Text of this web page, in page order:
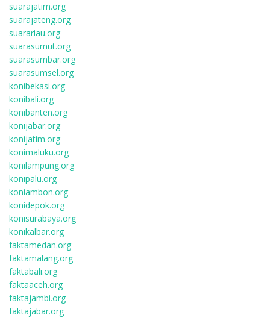
suarajatim.org
suarajateng.org
suarariau.org
suarasumut.org
suarasumbar.org
suarasumsel.org
konibekasi.org
konibali.org
konibanten.org
konijabar.org
konijatim.org
konimaluku.org
konilampung.org
konipalu.org
koniambon.org
konidepok.org
konisurabaya.org
konikalbar.org
faktamedan.org
faktamalang.org
faktabali.org
faktaaceh.org
faktajambi.org
faktajabar.org